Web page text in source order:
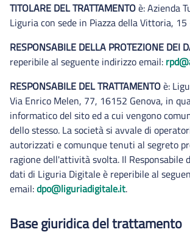
TITOLARE DEL TRATTAMENTOè: Azienda
Liguria con sede in Piazza della Vittoria,
RESPONSABILE DELLA PROTEZIONE DEI
reperibile al seguente indirizzo email:
RESPONSABILE DEL TRATTAMENTOè:
Via Enrico Melen, 77, 16152 Genova, in
informatico del sito ed a cui vengono
dello stesso. La società si avvale di
autorizzati e comunque tenuti al segreto
ragione dell'attività svolta. Il Responsabile
dati di Liguria Digitale è reperibile al
email:dpo@liguriadigitale.it.
Base giuridica del trattamento